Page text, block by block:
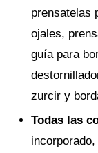
prensatelas
ojales,
guía para
zurcir y
Todas las